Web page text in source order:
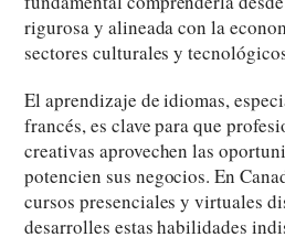
rigurosa y alineada con la
sectores culturales y
El aprendizaje de idiomas,
francés, es clave para que
creativas aprovechen las
potencien sus negocios. En
cursos presenciales y virtuales
desarrolles estas habilidades